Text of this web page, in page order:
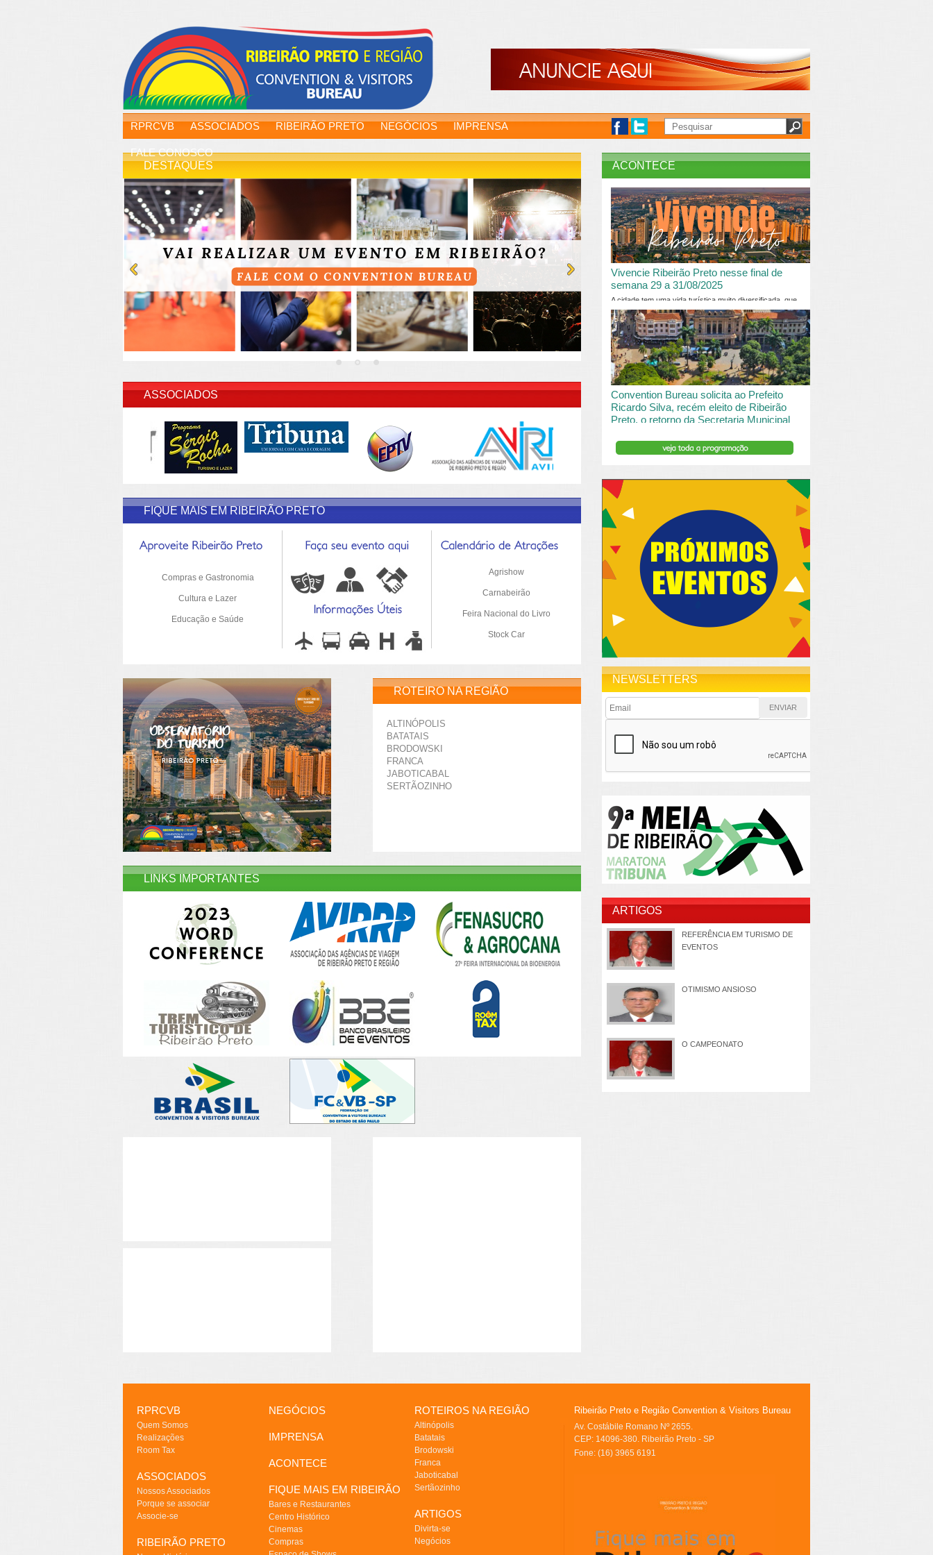
RPRCVB ASSOCIADOS RIBEIRÃO PRETO NEGÓCIOS IMPRENSA
FALE CONOSCO
DESTAQUES
INSERIR DESCRIÇÃO DO POST/PAGINAS
ASSOCIADOS
FIQUE MAIS EM RIBEIRÃO PRETO
Compras e Gastronomia
Cultura e Lazer
Educação e Saúde
Agrishow
Carnabeirão
Feira Nacional do Livro
Stock Car
ROTEIRO NA REGIÃO
ALTINÓPOLIS
BATATAIS
BRODOWSKI
FRANCA
JABOTICABAL
SERTÃOZINHO
LINKS IMPORTANTES
ACONTECE
Vivencie Ribeirão Preto nesse final de
semana 29 a 31/08/2025
A cidade tem uma vida turística muito diversificada, que
vai desde o turismo de saude à contemplação de
passaros....
Convention Bureau solicita ao Prefeito
Ricardo Silva, recém eleito de Ribeirão
Preto, o retorno da Secretaria Municipal
O Ribeirão Preto e Região Convention & Visitors Bureau
NEWSLETTERS
ARTIGOS
REFERÊNCIA EM TURISMO DE
EVENTOS
OTIMISMO ANSIOSO
O CAMPEONATO
RPRCVB
Quem Somos
Realizações
Room Tax
ASSOCIADOS
Nossos Associados
Porque se associar
Associe-se
RIBEIRÃO PRETO
NEGÓCIOS
IMPRENSA
ACONTECE
FIQUE MAIS EM RIBEIRÃO
Bares e Restaurantes
Centro Histórico
Cinemas
Compras
ROTEIROS NA REGIÃO
Altinópolis
Batatais
Brodowski
Franca
Jaboticabal
Sertãozinho
ARTIGOS
Divirta-se
Negócios
Ribeirão Preto e Região Convention & Visitors Bureau
Av. Costábile Romano Nº 2655.
CEP: 14096-380. Ribeirão Preto - SP
Fone: (16) 3965 6191